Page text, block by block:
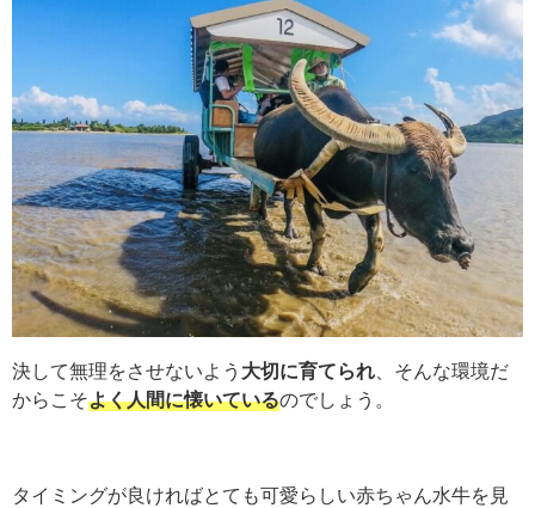
決して無理をさせないよう 大切に育てられ
そんな環境だ
からこそよく人間に懐いているのでしょう。
タイミングが良ければとても可愛らしい赤ちゃん水牛を見